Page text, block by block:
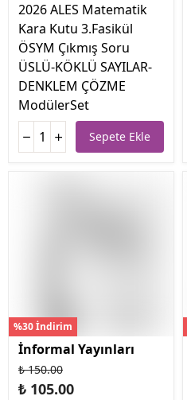
2026 ALES Matematik
Kara Kutu 3.Fasikül
ÖSYM Çıkmış Soru
ÜSLÜ-KÖKLÜ SAYILAR-
DENKLEM ÇÖZME
ModülerSet
Sepete Ekle
%30 İndirim
İnformal Yayınları
₺ 150.00
₺ 105.00